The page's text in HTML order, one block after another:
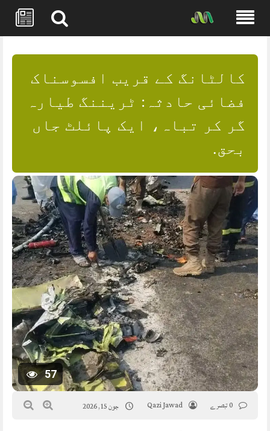
content
کالٹانگ کے قریب افسوسناک
فضائی حادثہ: ٹریننگ طیارہ
گر کر تباہ، ایک پائلٹ جاں
بحق.
57
Qazi Jawad جون 15, 2026